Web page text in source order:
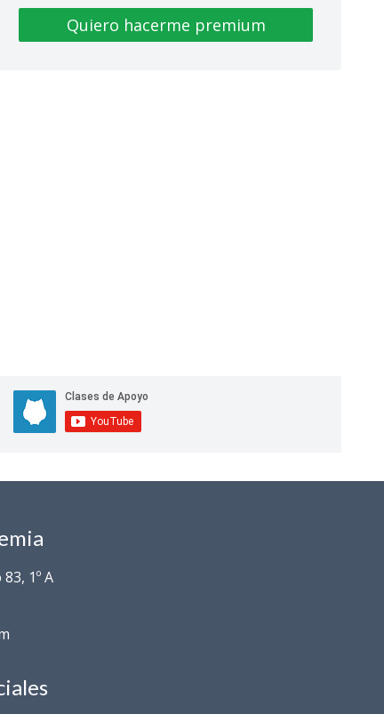
Quiero hacerme premium
1º A